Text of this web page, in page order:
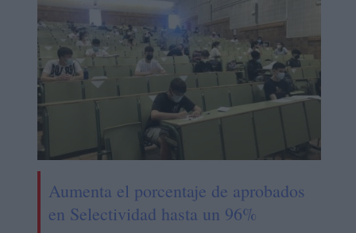
Aumenta el porcentaje de aprobados
en Selectividad hasta un 96%